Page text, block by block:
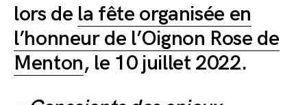
lors de la fête organisée en
l’honneur de l’Oignon Rose de
Menton, le 10 juillet 2022.